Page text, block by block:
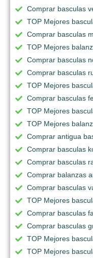
Comprar basculas
TOP Mejores
Comprar basculas
TOP Mejores
Comprar basculas
Comprar basculas
TOP Mejores
Comprar basculas
TOP Mejores
TOP Mejores
Comprar antigua
Comprar basculas
Comprar basculas
Comprar balanzas
Comprar basculas
TOP Mejores
Comprar basculas
Comprar basculas
TOP Mejores
TOP Mejores